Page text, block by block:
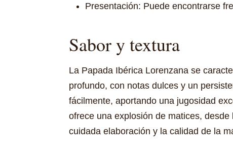
Presentación: Puede encontrarse
Sabor y textura
La Papada Ibérica Lorenzana se
profundo, con notas dulces y un
fácilmente, aportando una jugosidad
ofrece una explosión de matices,
cuidada elaboración y la calidad de la